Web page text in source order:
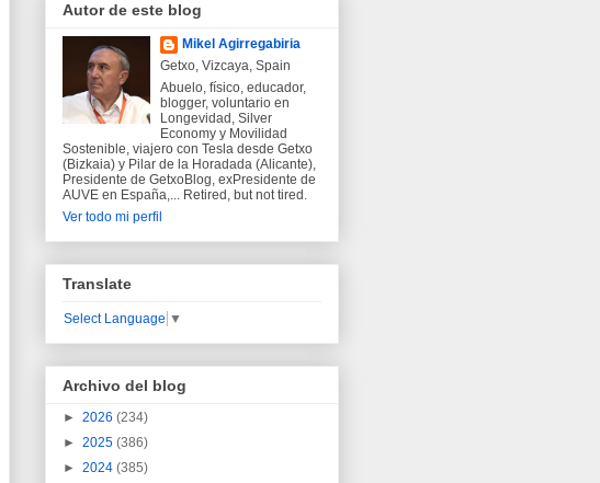
Autor de este blog
Mikel Agirregabiria
Getxo, Vizcaya, Spain
Abuelo, físico, educador,
blogger, voluntario en
Longevidad, Silver
Economy y Movilidad
Sostenible, viajero con Tesla desde Getxo
(Bizkaia) y Pilar de la Horadada (Alicante),
Presidente de GetxoBlog, exPresidente de
AUVE en España,... Retired, but not tired.
Ver todo mi perfil
Translate
Select Language ▼
Archivo del blog
► 2026 (234)
► 2025 (386)
► 2024 (385)